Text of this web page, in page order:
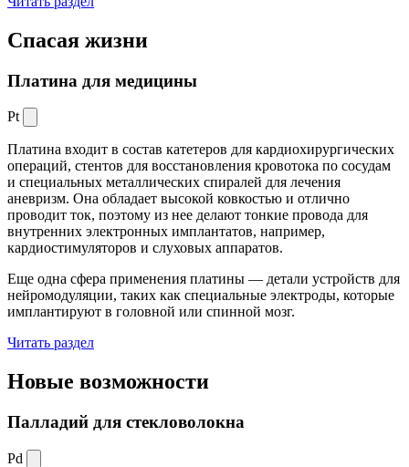
Спасая жизни
Платина для медицины
Pt
Платина входит в состав катетеров для кардиохирургических
операций, стентов для восстановления кровотока по сосудам
и специальных металлических спиралей для лечения
аневризм. Она обладает высокой ковкостью и отлично
проводит ток, поэтому из нее делают тонкие провода для
внутренних электронных имплантатов, например,
кардиостимуляторов и слуховых аппаратов.
Еще одна сфера применения платины — детали устройств для
нейромодуляции, таких как специальные электроды, которые
имплантируют в головной или спинной мозг.
Читать раздел
Новые возможности
Палладий для стекловолокна
Pd